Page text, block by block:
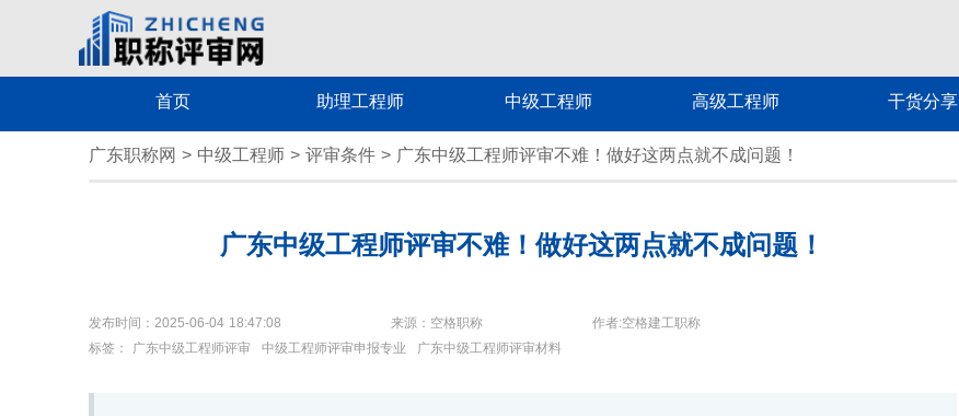
首页 助理工程师 中级工程师 高级工程师 干货分享
广东职称网 > 中级工程师 > 评审条件 > 广东中级工程师评审不难！做好这两点就不成问题！
广东中级工程师评审不难！做好这两点就不成问题！
发布时间：2025-06-04 18:47:08 来源：空格职称
作者:空格建工职称
标签：
广东中级工程师评审 中级工程师评审申报专业 广东中级工程师评审材料